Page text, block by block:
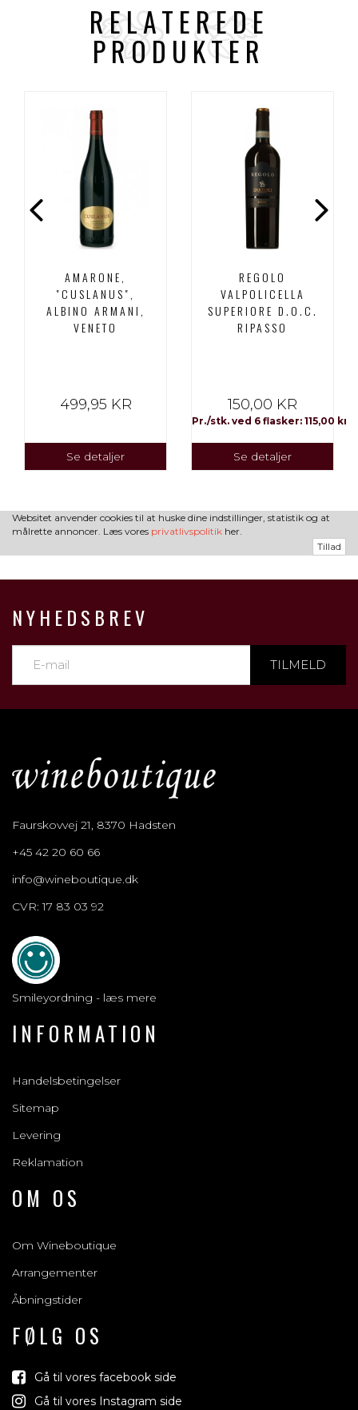
RELATEREDE
PRODUKTER
AMARONE,
"CUSLANUS",
ALBINO ARMANI,
VENETO
499,95 KR
Se detaljer
REGOLO
VALPOLICELLA
SUPERIORE D.O.C.
RIPASSO
150,00 KR
Pr./stk. ved 6 flasker: 115,00 kr
Se detaljer
Websitet anvender cookies til at huske dine indstillinger, statistik og at
målrette annoncer. Læs vores privatlivspolitik her.
Tillad
NYHEDSBREV
TILMELD
Faurskovvej 21, 8370 Hadsten
+45 42 20 60 66
info@wineboutique.dk
CVR: 17 83 03 92
Smileyordning - læs mere
INFORMATION
Handelsbetingelser
Sitemap
Levering
Reklamation
OM OS
Om Wineboutique
Arrangementer
Åbningstider
FØLG OS
Gå til vores facebook side
Gå til vores Instagram side